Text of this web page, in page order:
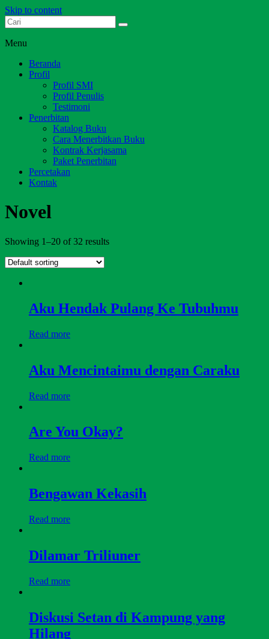
Skip to content
Dari Jambi untuk Indonesia
Menu
Beranda
Profil
Profil SMI
Profil Penulis
Testimoni
Penerbitan
Katalog Buku
Cara Menerbitkan Buku
Kontrak Kerjasama
Paket Penerbitan
Percetakan
Kontak
Novel
Showing 1–20 of 32 results
Aku Hendak Pulang Ke Tubuhmu
Read more
Aku Mencintaimu dengan Caraku
Read more
Are You Okay?
Read more
Bengawan Kekasih
Read more
Dilamar Triliuner
Read more
Diskusi Setan di Kampung yang
Hilang